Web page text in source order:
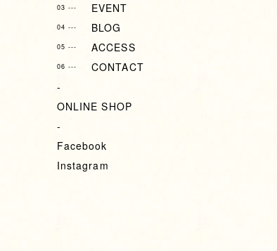
03 --- EVENT
04 --- BLOG
05 --- ACCESS
06 --- CONTACT
-
ONLINE SHOP
-
Facebook
Instagram